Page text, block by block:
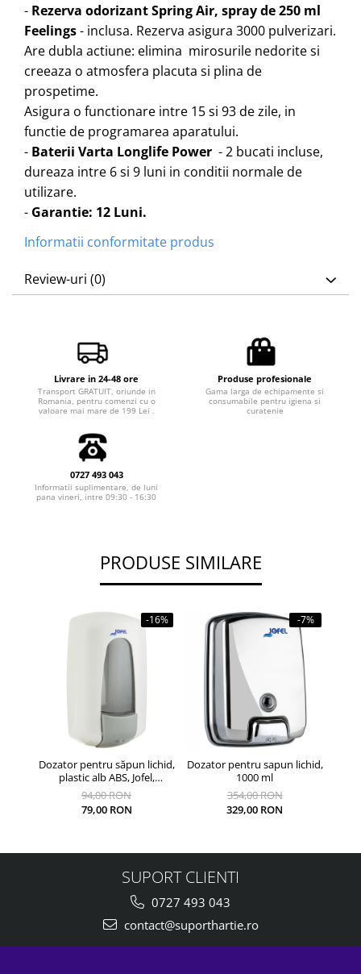
- Rezerva odorizant Spring Air, spray de 250 ml
Feelings- inclusa. Rezerva asigura 3000 pulverizari.
Are dubla actiune: elimina mirosurile nedorite si
creeaza o atmosfera placuta si plina de
prospetime.
Asigura o functionare intre 15 si 93 de zile, in
functie de programarea aparatului.
- Baterii Varta Longlife Power - 2 bucati incluse,
dureaza intre 6 si 9 luni in conditii normale de
utilizare.
- Garantie: 12 Luni.
Informatii conformitate produs
Review-uri (0)
Livrare in 24-48 ore
Transport GRATUIT, oriunde in
Romania, pentru comenzi cu o
valoare mai mare de 199 Lei .
Produse profesionale
Gama larga de echipamente si
consumabile pentru igiena si
curatenie
0727 493 043
Informatii suplimentare, de luni
pana vineri, intre 09:30 - 16:30
PRODUSE SIMILARE
-16%
Dozator pentru săpun lichid,
plastic alb ABS, Jofel,
reîncărcabil, 900 ml
94,00 RON
79,00 RON
-7%
Dozator pentru sapun lichid,
1000 ml
354,00 RON
329,00 RON
SUPORT CLIENTI
0727 493 043
contact@suporthartie.ro